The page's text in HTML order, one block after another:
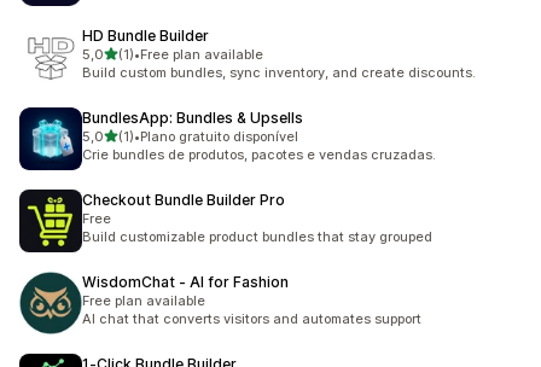
HD Bundle Builder
5,0de 5 estrelas
(1)
1 total de avaliações
•Free plan available
Build custom bundles, sync inventory, and create discounts.
BundlesApp: Bundles & Upsells
5,0de 5 estrelas
(1)
1 total de avaliações
•Plano gratuito disponível
Crie bundles de produtos, pacotes e vendas cruzadas.
Checkout Bundle Builder Pro
Free
Build customizable product bundles that stay grouped
WisdomChat ‑ AI for Fashion
Free plan available
AI chat that converts visitors and automates support